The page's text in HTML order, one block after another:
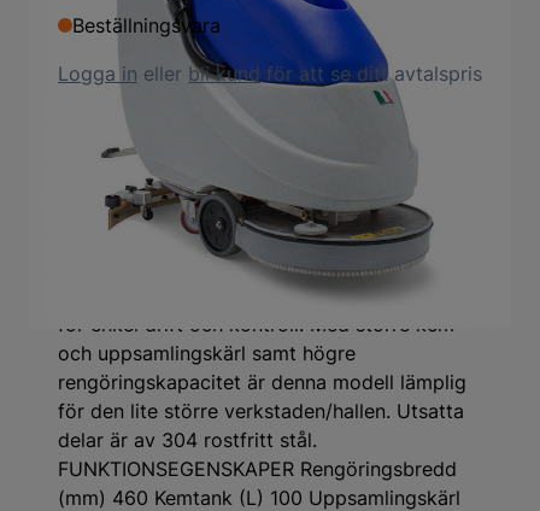
Beställningsvara
Logga in eller bli kund för att se ditt avtalspris
Produktbeskrivning
ZLA46T är en modern designad batteridriven
skurmaskin med självgång. Utrustad med
enkelborste som gör den väldigt
lättmanövrerad. En elektronisk manöverpanel
för enkel drift och kontroll. Med större kem-
och uppsamlingskärl samt högre
rengöringskapacitet är denna modell lämplig
för den lite större verkstaden/hallen. Utsatta
delar är av 304 rostfritt stål.
FUNKTIONSEGENSKAPER Rengöringsbredd
(mm) 460 Kemtank (L) 100 Uppsamlingskärl